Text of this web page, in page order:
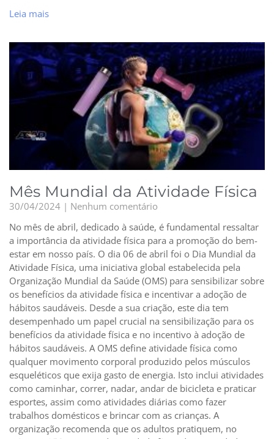
Leia mais
Mês Mundial da Atividade Física
30/04/2024
Nenhum comentário
No mês de abril, dedicado à saúde, é fundamental ressaltar
a importância da atividade física para a promoção do bem-
estar em nosso país. O dia 06 de abril foi o Dia Mundial da
Atividade Física, uma iniciativa global estabelecida pela
Organização Mundial da Saúde (OMS) para sensibilizar sobre
os benefícios da atividade física e incentivar a adoção de
hábitos saudáveis. Desde a sua criação, este dia tem
desempenhado um papel crucial na sensibilização para os
benefícios da atividade física e no incentivo à adoção de
hábitos saudáveis. A OMS define atividade física como
qualquer movimento corporal produzido pelos músculos
esqueléticos que exija gasto de energia. Isto inclui atividades
como caminhar, correr, nadar, andar de bicicleta e praticar
esportes, assim como atividades diárias como fazer
trabalhos domésticos e brincar com as crianças. A
organização recomenda que os adultos pratiquem, no